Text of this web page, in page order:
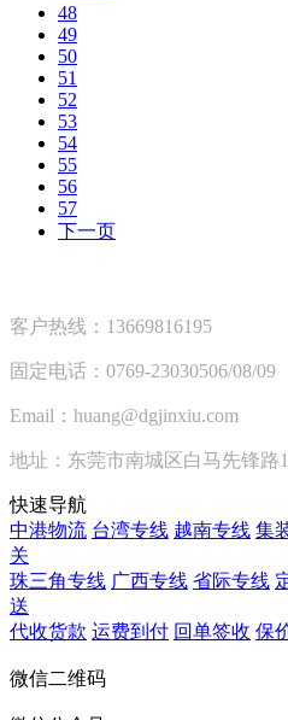
48
49
50
51
52
53
54
55
56
57
下一页
客户热线：13669816195
固定电话：0769-23030506/08/09
Email：huang@dgjinxiu.com
地址：东莞市南城区白马先锋路
快速导航
中港物流 台湾专线 越南专线 集
关
珠三角专线 广西专线 省际专线
送
代收货款 运费到付 回单签收 保
微信二维码